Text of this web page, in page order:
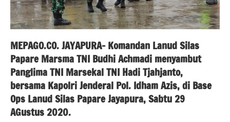
MEPAGO.CO. JAYAPURA- Komandan Lanud Silas
Papare Marsma TNI Budhi Achmadi menyambut
Panglima TNI Marsekal TNI Hadi Tjahjanto,
bersama Kapolri Jenderal Pol. Idham Azis, di Base
Ops Lanud Silas Papare Jayapura, Sabtu 29
AGustus 2020.